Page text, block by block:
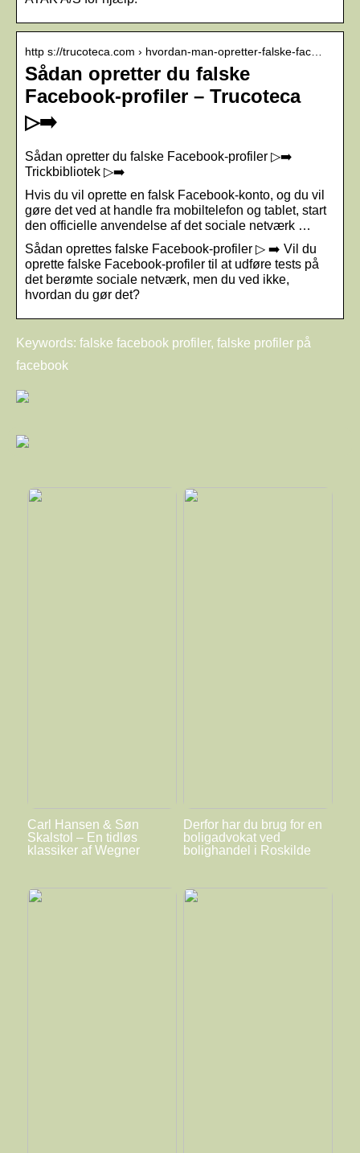
http s://trucoteca.com › hvordan-man-opretter-falske-fac…
Sådan opretter du falske
Facebook-profiler – Trucoteca
▷➡️
Sådan opretter du falske Facebook-profiler ▷➡️
Trickbibliotek ▷➡️
Hvis du vil oprette en falsk Facebook-konto, og du vil
gøre det ved at handle fra mobiltelefon og tablet, start
den officielle anvendelse af det sociale netværk …
Sådan oprettes falske Facebook-profiler ▷ ➡️ Vil du
oprette falske Facebook-profiler til at udføre tests på
det berømte sociale netværk, men du ved ikke,
hvordan du gør det?
Keywords: falske facebook profiler, falske profiler på
facebook
Carl Hansen & Søn
Skalstol – En tidløs
klassiker af Wegner
Derfor har du brug for en
boligadvokat ved
bolighandel i Roskilde